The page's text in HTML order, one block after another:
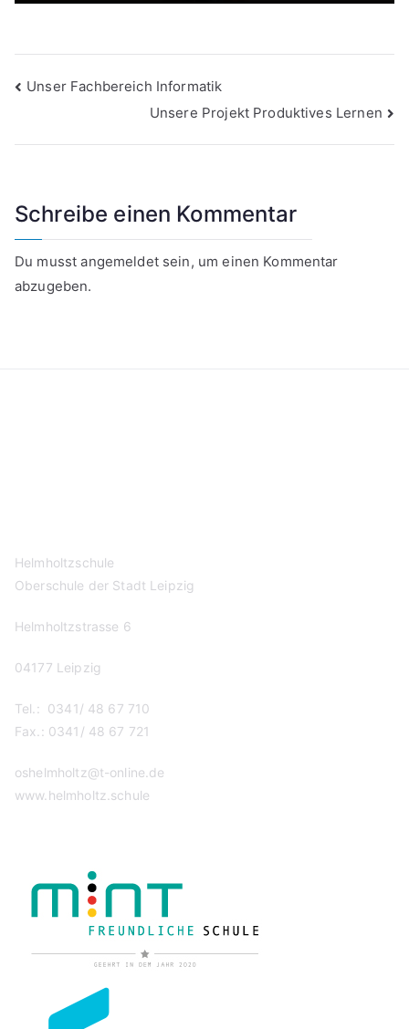
Beitragsnavigation
Unser Fachbereich Informatik
Unsere Projekt Produktives Lernen
Schreibe einen Kommentar
Du musstangemeldetsein, um einen Kommentar
abzugeben.
Helmholtzschule
Oberschule der Stadt Leipzig
Helmholtzstrasse 6
04177 Leipzig
Tel.: 0341/ 48 67 710
Fax.: 0341/ 48 67 721
oshelmholtz@t-online.de
www.helmholtz.schule